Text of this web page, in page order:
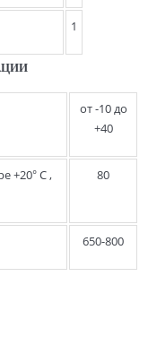
1
от -10 до
+40
+20° С ,
80
650-800